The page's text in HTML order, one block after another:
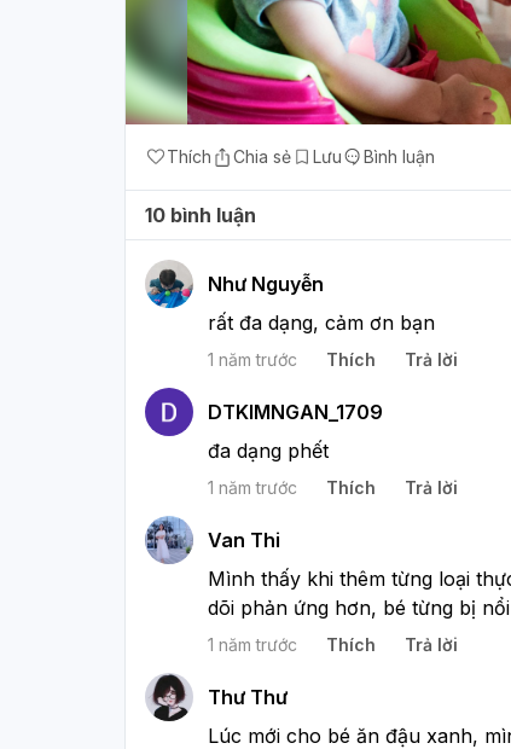
Thích Chia sẻ Lưu Bình luận
10 bình luận
Như Nguyễn
rất đa dạng, cảm ơn bạn
1 năm trước Thích Trả lời
DTKIMNGAN_1709
đa dạng phết
1 năm trước Thích Trả lời
Van Thi
Mình thấy khi thêm từng loại
dõi phản ứng hơn, bé từng bị
1 năm trước Thích Trả lời
Thư Thư
Lúc mới cho bé ăn đậu xanh,